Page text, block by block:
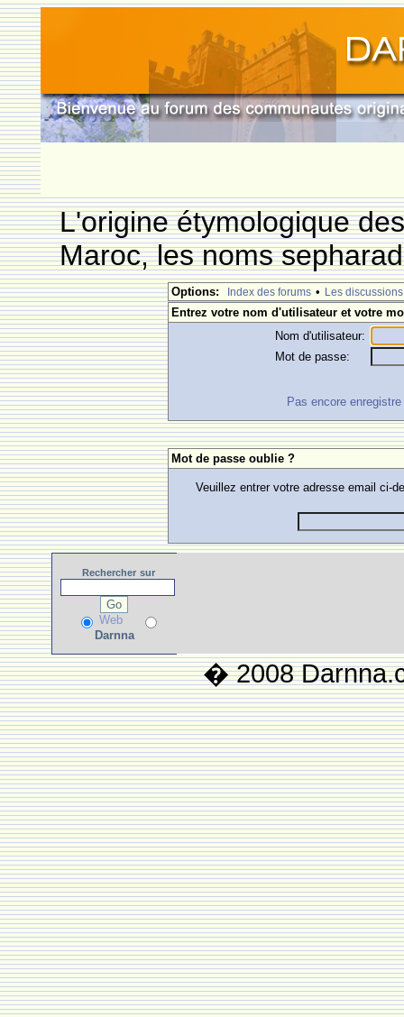
L'origine étymologique
Maroc, les noms
Options: Index des forums • Les discussions
Entrez votre nom d'utilisateur et votre
Nom d'utilisateur:
Mot de passe:
Pas encore
Mot de passe oublie ?
Veuillez entrer votre adresse email ci-
Rechercher sur
Web
Darnna
� 2008